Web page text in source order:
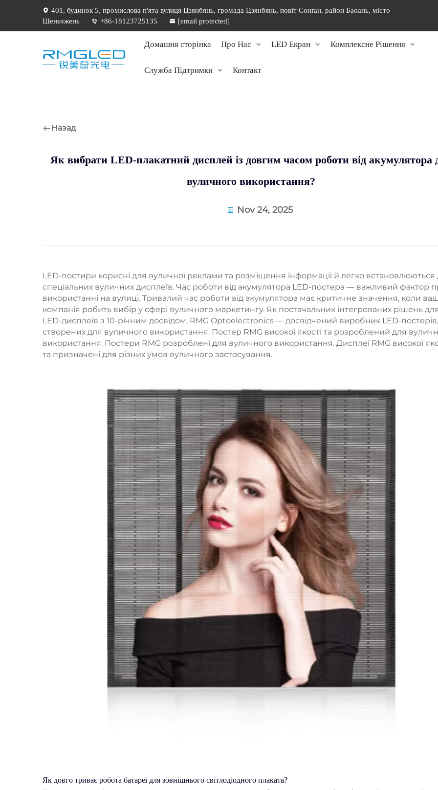
401, будинок 5, промислова п'ята вулиця Цзянбянь, громада Цзянбянь, повіт Сонґан, район Баоань, місто
Шеньчжень
+86-18123725135 [email protected]
Домашня сторінка Про Нас LED Екран Комплексне Рішення
Служба Підтримки Контакт
Назад
Як вибрати LED-плакатний дисплей із довгим часом роботи від акумулятора
вуличного використання?
Nov 24, 2025
LED-постири корисні для вуличної реклами та розміщення інформації й легко встановлюються
спеціальних вуличних дисплеїв. Час роботи від акумулятора LED-постера — важливий фактор
використанні на вулиці. Тривалий час роботи від акумулятора має критичне значення, коли
компанія робить вибір у сфері вуличного маркетингу. Як постачальник інтегрованих рішень для
LED-дисплеїв з 10-річним досвідом, RMG Optoelectronics — досвідчений виробник LED-постерів,
створених для вуличного використання. Постер RMG високої якості та розроблений для
використання. Постери RMG розроблені для вуличного використання. Дисплеї RMG високої
та призначені для різних умов вуличного застосування.
Як довго триває робота батареї для зовнішнього світлодіодного плаката?